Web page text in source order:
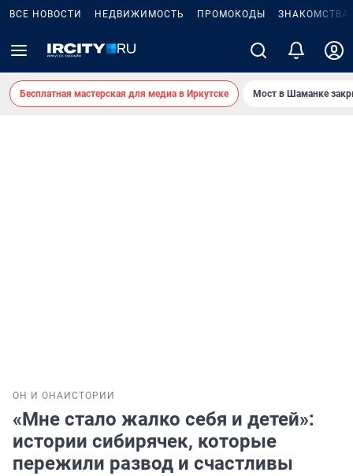
ВСЕ НОВОСТИ НЕДВИЖИМОСТЬ ПРОМОКОДЫ ЗНАКОМСТВА
Бесплатная мастерская для медиа в Иркутске Мост в Шаманке
ОН И ОНА ИСТОРИИ
«Мне стало жалко себя и детей»:
истории сибирячек, которые
пережили развод и счастливы